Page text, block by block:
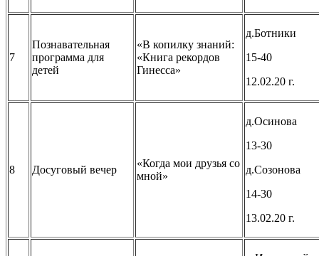
7
Познавательная
программа для
детей
«В копилку знаний:
«Книга рекордов
Гинесса»
д.Ботники
15-40
12.02.20 г.
8 Досуговый вечер
«Когда мои друзья со
мной»
д.Осинова
13-30
д.Созонова
14-30
13.02.20 г.